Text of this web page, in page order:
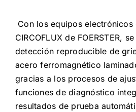
Con los equipos electrónicos
CIRCOFLUX de FOERSTER,
detección reproducible de
acero ferromagnético
gracias a los procesos de
funciones de diagnóstico
resultados de prueba